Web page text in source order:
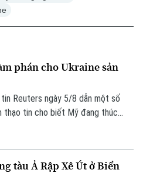
phán cho Ukraine sản
tin Reuters ngày 5/8 dẫn một số
thạo tin cho biết Mỹ đang thúc
vũ khí quan trọng này để đối phó
tàu Ả Rập Xê Út ở Biển